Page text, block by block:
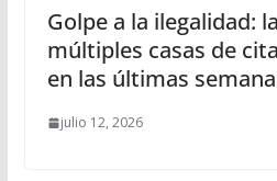
Golpe a la ilegalidad:
múltiples casas de
en las últimas
julio 12, 2026